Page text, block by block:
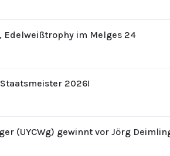
Edelweißtrophy im Melges 24
2026!
(UYCWg) gewinnt vor Jörg